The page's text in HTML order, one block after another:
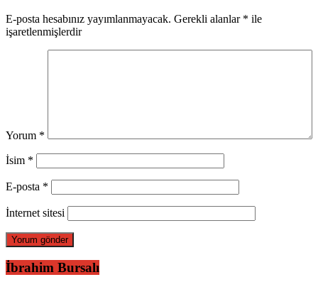
E-posta hesabınız yayımlanmayacak. Gerekli alanlar * ile
işaretlenmişlerdir
Yorum *
İsim *
E-posta *
İnternet sitesi
İbrahim Bursalı